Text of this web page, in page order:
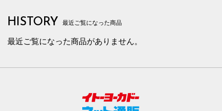
HISTORY 最近ご覧になった商品
最近ご覧になった商品がありません。